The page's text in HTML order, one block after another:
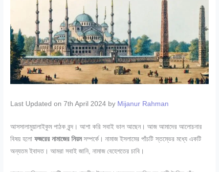
Last Updated on 7th April 2024 by Mijanur Rahman
আসসালামুয়ালাইকুম পাঠক বৃন্দ। আশা করি সবাই ভাল আছেন। আজ আমাদের আলোচনার
বিষয় হলোফজরের নামাজের নিয়মসম্পর্কে। নামাজ ইসলামের পাঁচটি স্তম্ভের মধ্যে একটি
অন্যতম ইবাদত। আমরা সবাই জানি, নামাজ বেহেশতের চাবি।